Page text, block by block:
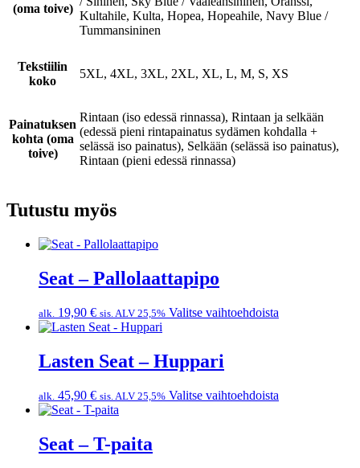
(oma toive)
Kultahile, Kulta, Hopea, Hopeahile, Navy Blue /
Tummansininen
Tekstiilin
koko
5XL, 4XL, 3XL, 2XL, XL, L, M, S, XS
Painatuksen
kohta (oma
toive)
Rintaan (iso edessä rinnassa), Rintaan ja selkään
(edessä pieni rintapainatus sydämen kohdalla +
selässä iso painatus), Selkään (selässä iso painatus),
Rintaan (pieni edessä rinnassa)
Tutustu myös
Seat – Pallolaattapipo
alk. 19,90 € sis. ALV 25,5% Valitse vaihtoehdoista
tehdä
Lasten Seat – Huppari
alk. 45,90 € sis. ALV 25,5% Valitse vaihtoehdoista
Seat – T-paita